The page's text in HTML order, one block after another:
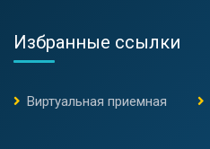
Избранные ссылки
Виртуальная приемная